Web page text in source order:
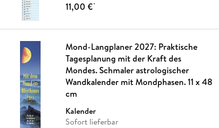
11,00 €*
Mond-Langplaner 2027: Praktische
Tagesplanung mit der Kraft des
Mondes. Schmaler astrologischer
Wandkalender mit Mondphasen. 11 x 48
cm
Kalender
Sofort lieferbar